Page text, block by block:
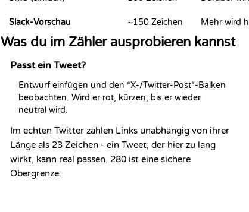
Slack-Vorschau ~150 Zeichen Mehr wird
Was du im Zähler ausprobieren kannst
Passt ein Tweet?
Entwurf einfügen und den *X-/Twitter-Post*-Balken
beobachten. Wird er rot, kürzen, bis er wieder
neutral wird.
Im echten Twitter zählen Links unabhängig von ihrer
Länge als 23 Zeichen - ein Tweet, der hier zu lang
wirkt, kann real passen. 280 ist eine sichere
Obergrenze.